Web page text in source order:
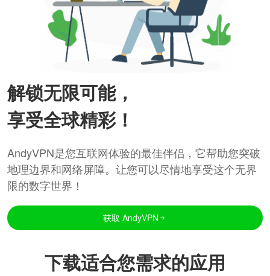
解锁无限可能，
享受全球精彩！
AndyVPN是您互联网体验的最佳伴侣，它帮助您突破
地理边界和网络屏障。让您可以尽情地享受这个无界
限的数字世界！
获取 AndyVPN
下载适合您需求的应用